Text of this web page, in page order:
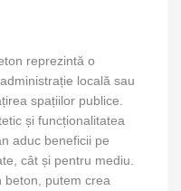
reprezintă o
locală sau
spațiilor publice.
și funcționalitatea
aduc beneficii pe
cât și pentru mediu.
beton, putem crea